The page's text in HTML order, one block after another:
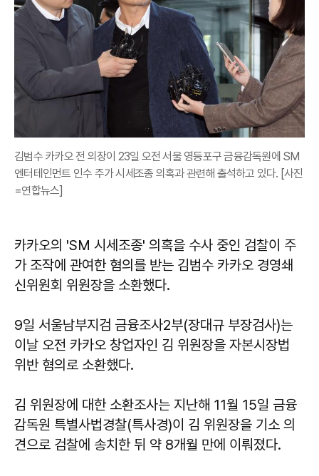
김범수 카카오 전 의장이 23일 오전 서울 영등포구 금융감독원에 SM
엔터테인먼트 인수 주가 시세조종 의혹과 관련해 출석하고 있다. [사진
=연합뉴스]
카카오의 'SM 시세조종' 의혹을 수사 중인 검찰이 주
가 조작에 관여한 혐의를 받는 김범수 카카오 경영쇄
신위원회 위원장을 소환했다.
9일 서울남부지검 금융조사2부(장대규 부장검사)는
이날 오전 카카오 창업자인 김 위원장을 자본시장법
위반 혐의로 소환했다.
김 위원장에 대한 소환조사는 지난해 11월 15일 금융
감독원 특별사법경찰(특사경)이 김 위원장을 기소 의
견으로 검찰에 송치한 뒤 약 8개월 만에 이뤄졌다.